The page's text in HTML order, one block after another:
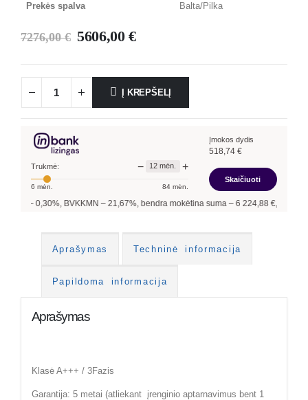
Prekės spalva Balta/Pilka
7276,00€ 5606,00 €
Į KREPŠELĮ
Trukmė: − 12 mėn. +
6 mėn. 84mėn.
Įmokos dydis
518,74€
Skaičiuoti
21,67%, bendra mokėtina suma –6 224,88€, mėnesio įmoka –518,74
Aprašymas Techninė informacija
Papildoma informacija
Aprašymas
Klasė A+++ / 3Fazis
Garantija: 5 metai (atliekant įrenginio aptarnavimus bent 1